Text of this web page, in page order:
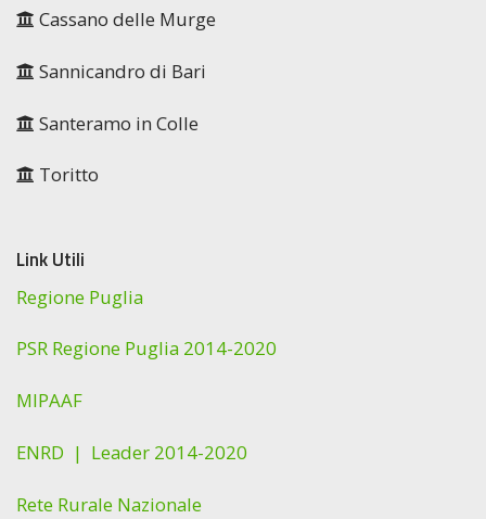
Cassano delle Murge
Sannicandro di Bari
Santeramo in Colle
Toritto
Link Utili
Regione Puglia
PSR Regione Puglia 2014-2020
MIPAAF
ENRD | Leader 2014-2020
Rete Rurale Nazionale